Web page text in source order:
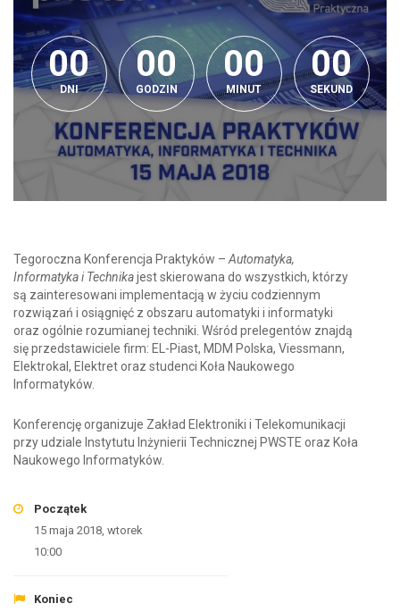
0
00
00
DNI
00
00
GODZIN
00
00
MINUT
00
00
SEKUND
Tegoroczna Konferencja Praktyków – Automatyka,
Informatyka i Technikajest skierowana do wszystkich, którzy
są zainteresowani implementacją w życiu codziennym
rozwiązań i osiągnięć z obszaru automatyki i informatyki
oraz ogólnie rozumianej techniki. Wśród prelegentów znajdą
się przedstawiciele firm: EL-Piast, MDM Polska, Viessmann,
Elektrokal, Elektret oraz studenci Koła Naukowego
Informatyków.
Konferencję organizuje Zakład Elektroniki i Telekomunikacji
przy udziale Instytutu Inżynierii Technicznej PWSTE oraz Koła
Naukowego Informatyków.
Początek
15 maja 2018, wtorek
10:00
Koniec